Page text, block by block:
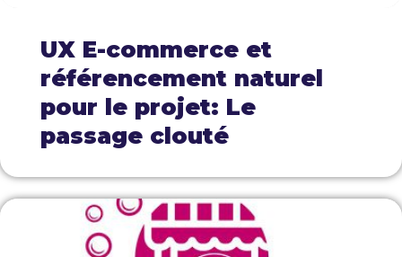
UX E-commerce et
référencement naturel
pour le projet: Le
passage clouté